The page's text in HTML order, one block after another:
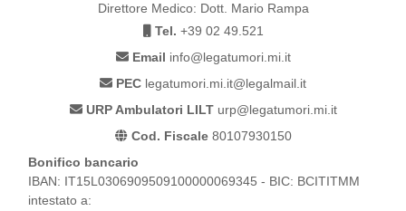
Direttore Medico: Dott. Mario Rampa
Tel. +39 02 49.521
Email info@legatumori.mi.it
PEC legatumori.mi.it@legalmail.it
URP Ambulatori LILTurp@legatumori.mi.it
Cod. Fiscale80107930150
Bonifico bancario
IBAN: IT15L0306909509100000069345 - BIC: BCITITMM
intestato a: